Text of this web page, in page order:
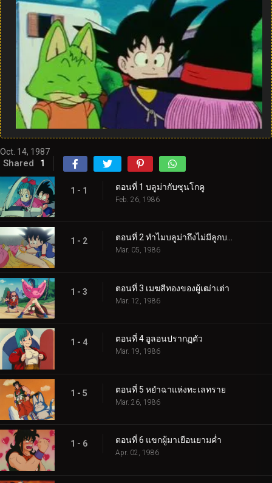
Oct. 14, 1987
Shared 1
1 - 1 ตอนที่ 1 บลูม่ากับซุนโกคู
Feb. 26, 1986
1 - 2 ตอนที่ 2 ทำไมบลูม่าถึงไม่มีลูกบอล
Mar. 05, 1986
1 - 3 ตอนที่ 3 เมฆสีทองของผู้เฒ่าเต่า
Mar. 12, 1986
1 - 4 ตอนที่ 4 อูลอนปรากฏตัว
Mar. 19, 1986
1 - 5 ตอนที่ 5 หยำฉาแห่งทะเลทราย
Mar. 26, 1986
1 - 6 ตอนที่ 6 แขกผู้มาเยือนยามค่ำ
Apr. 02, 1986